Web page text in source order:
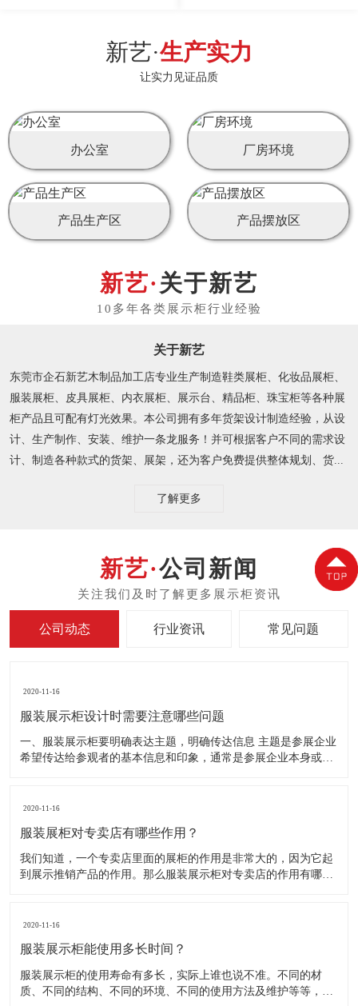
新艺·生产实力
让实力见证品质
办公室 厂房环境
产品生产区 产品摆放区
关于新艺
关于新艺
东莞市企石新艺木制品加工店专业生产制造鞋类展柜、化妆品展柜、
服装展柜、皮具展柜、内衣展柜、展示台、精品柜、珠宝柜等各种展
柜产品且可配有灯光效果。本公司拥有多年货架设计制造经验，从设
计、生产制作、安装、维护一条龙服务！并可根据客户不同的需求设
计、制造各种款式的货架、展架，还为客户免费提供整体规划、货...
了解更多
公司新闻
公司动态 行业资讯 常见问题
2020-11-16
服装展示柜设计时需要注意哪些问题
一、服装展示柜要明确表达主题，明确传达信息 主题是参展企业
希望传达给参观者的基本信息和印象，通常是参展企业本身或产
2020-11-16
服装展柜对专卖店有哪些作用？
我们知道，一个专卖店里面的展柜的作用是非常大的，因为它起
到展示推销产品的作用。那么服装展示柜对专卖店的作用有哪些
陈列展示商品。把商品的风采展现在消费者面前，使消费者对商
2020-11-16
服装展示柜能使用多长时间？
服装展示柜的使用寿命有多长，实际上谁也说不准。不同的材
质、不同的结构、不同的环境、不同的使用方法及维护等等，都